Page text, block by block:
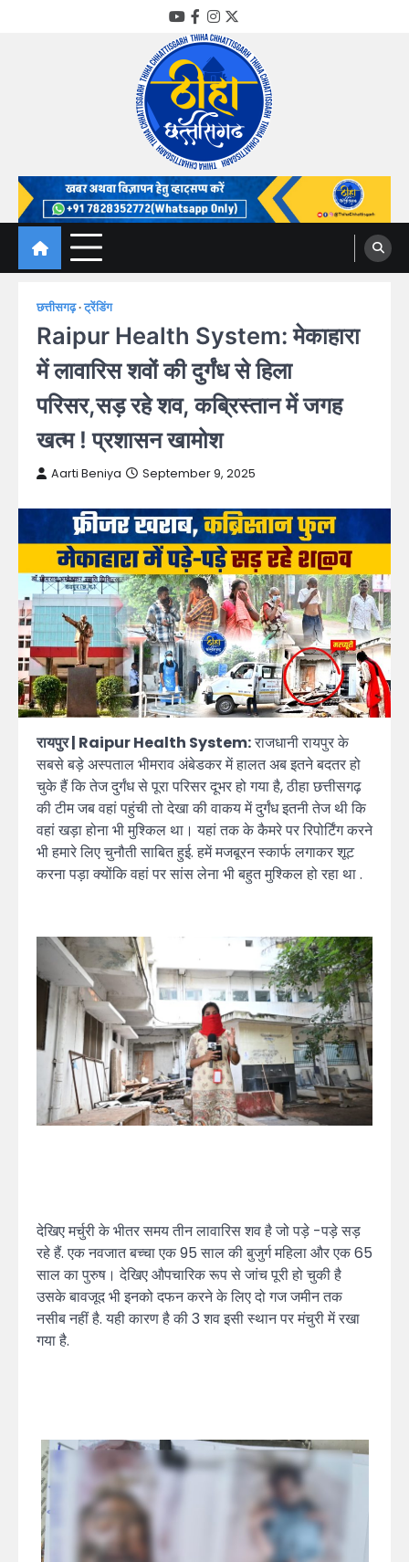
YouTube
Facebook
Instagram
Twitter
Thiha Chhattisgarh
गोठ जन-जन के
छत्तीसगढ़ ट्रेंडिंग
Raipur Health System: मेकाहारा
में लावारिस शवों की दुर्गंध से हिला
परिसर,सड़ रहे शव, कब्रिस्तान में जगह
खत्म ! प्रशासन खामोश
Aarti Beniya September 9, 2025
रायपुर | Raipur Health System:राजधानी रायपुर के
सबसे बड़े अस्पताल भीमराव अंबेडकर में हालत अब इतने बदतर हो
चुके हैं कि तेज दुर्गंध से पूरा परिसर दूभर हो गया है, ठीहा छत्तीसगढ़
की टीम जब वहां पहुंची तो देखा की वाकय में दुर्गंध इतनी तेज थी कि
वहां खड़ा होना भी मुश्किल था। यहां तक के कैमरे पर रिपोर्टिंग करने
भी हमारे लिए चुनौती साबित हुई. हमें मजबूरन स्कार्फ लगाकर शूट
करना पड़ा क्योंकि वहां पर सांस लेना भी बहुत मुश्किल हो रहा था .
देखिए मर्चुरी के भीतर समय तीन लावारिस शव है जो पड़े -पड़े सड़
रहे हैं. एक नवजात बच्चा एक 95 साल की बुजुर्ग महिला और एक 65
साल का पुरुष। देखिए औपचारिक रूप से जांच पूरी हो चुकी है
उसके बावजूद भी इनको दफन करने के लिए दो गज जमीन तक
नसीब नहीं है. यही कारण है की 3 शव इसी स्थान पर मंचुरी में रखा
गया है.